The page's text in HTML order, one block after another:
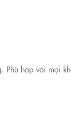
Phù hợp với mọi